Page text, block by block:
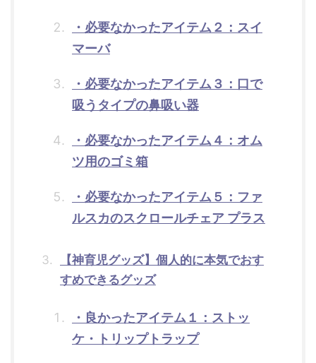
・必要なかったアイテム２：スイ
マーバ
・必要なかったアイテム３：口で
吸うタイプの鼻吸い器
・必要なかったアイテム４：オム
ツ用のゴミ箱
・必要なかったアイテム５：ファ
ルスカのスクロールチェア プラス
【神育児グッズ】個人的に本気でおす
すめできるグッズ
・良かったアイテム１：ストッ
ケ・トリップトラップ